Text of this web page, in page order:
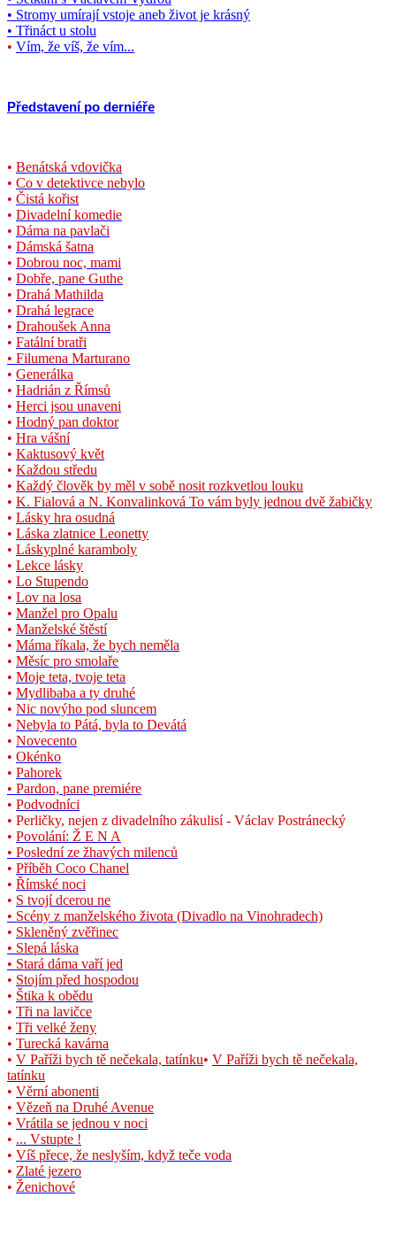
• Stromy umírají vstoje aneb život je krásný
• Třináct u stolu
• Vím, že víš, že vím...
Představení po derniéře
• Benátská vdovička
• Co v detektivce nebylo
• Čistá kořist
• Divadelní komedie
• Dáma na pavlači
• Dámská šatna
• Dobrou noc, mami
• Dobře, pane Guthe
• Drahá Mathilda
• Drahá legrace
• Drahoušek Anna
• Fatální bratři
• Filumena Marturano
• Generálka
• Hadrián z Římsů
• Herci jsou unaveni
• Hodný pan doktor
• Hra vášní
• Kaktusový květ
• Každou středu
• Každý člověk by měl v sobě nosit rozkvetlou louku
• K. Fialová a N. Konvalinková To vám byly jednou dvě žabičky
• Lásky hra osudná
• Láska zlatnice Leonetty
• Láskyplné karamboly
• Lekce lásky
• Lo Stupendo
• Lov na losa
• Manžel pro Opalu
• Manželské štěstí
• Máma říkala, že bych neměla
• Měsíc pro smolaře
• Moje teta, tvoje teta
• Mydlibaba a ty druhé
• Nic novýho pod sluncem
• Nebyla to Pátá, byla to Devátá
• Novecento
• Okénko
• Pahorek
• Pardon, pane premiére
• Podvodníci
• Perličky, nejen z divadelního zákulisí - Václav Postránecký
• Povolání: Ž E N A
• Poslední ze žhavých milenců
• Příběh Coco Chanel
• Římské noci
• S tvojí dcerou ne
• Scény z manželského života (Divadlo na Vinohradech)
• Skleněný zvěřinec
• Slepá láska
• Stará dáma vaří jed
• Stojím před hospodou
• Štika k obědu
• Tři na lavičce
• Tři velké ženy
• Turecká kavárna
• V Paříži bych tě nečekala, tatínku• V Paříži bych tě nečekala,
tatínku
• Věrní abonenti
• Vězeň na Druhé Avenue
• Vrátila se jednou v noci
• ... Vstupte !
• Víš přece, že neslyším, když teče voda
• Zlaté jezero
• Ženichové